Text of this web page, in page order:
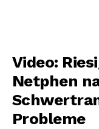
Video:
Netphen
Probleme